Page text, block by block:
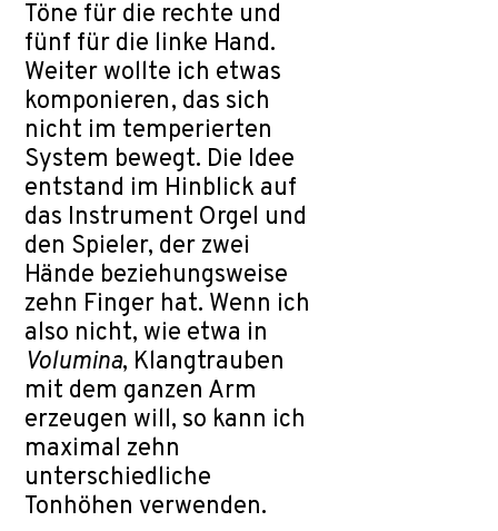
Töne für die rechte und
fünf für die linke Hand.
Weiter wollte ich etwas
komponieren, das sich
nicht im temperierten
System bewegt. Die Idee
entstand im Hinblick auf
das Instrument Orgel und
den Spieler, der zwei
Hände beziehungsweise
zehn Finger hat. Wenn ich
also nicht, wie etwa in
Volumina, Klangtrauben
mit dem ganzen Arm
erzeugen will, so kann ich
maximal zehn
unterschiedliche
Tonhöhen verwenden.